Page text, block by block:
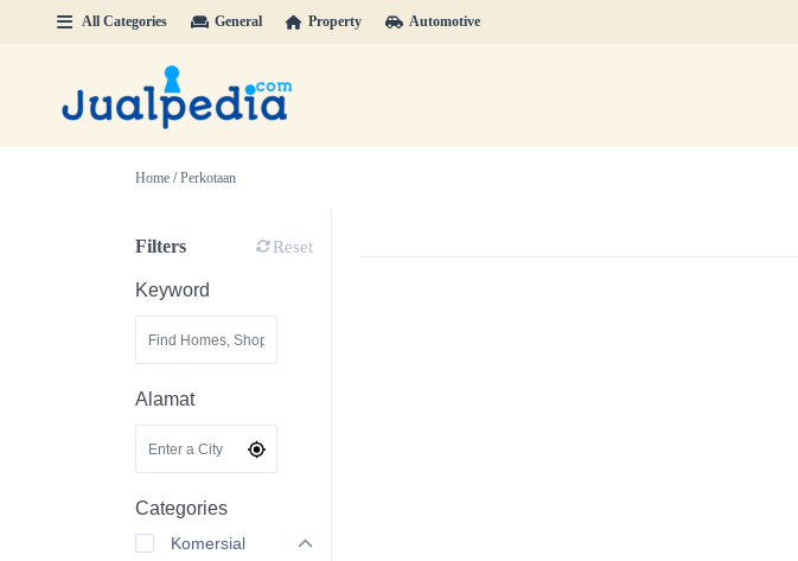
All Categories General Property Automotive
Home /Perkotaan
Filters Reset
Keyword
Alamat
Categories
Komersial